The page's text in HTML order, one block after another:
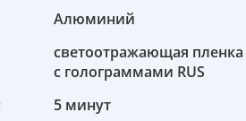
прицепы, полуприцепы)
7 (военные тракторы,
8 (военные мотоциклы,
прицепов.
245х185 мм — для мотоциклов,
мотороллеров, мопедов.
транспортных средств
Алюминий
светоотражающая пленка
с голограммами RUS
5 минут